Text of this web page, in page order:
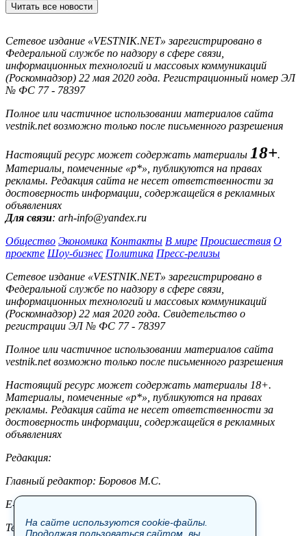
Читать все новости
Сетевое издание «VESTNIK.NET» зарегистрировано в
Федеральной службе по надзору в сфере связи,
информационных технологий и массовых коммуникаций
(Роскомнадзор) 22 мая 2020 года. Регистрационный номер ЭЛ
№ ФС 77 - 78397
Полное или частичное использовании материалов сайта
vestnik.net возможно только после письменного разрешения
Настоящий ресурс может содержать материалы 18+.
Материалы, помеченные «р*», публикуются на правах
рекламы. Редакция сайта не несет ответственности за
достоверность информации, содержащейся в рекламных
объявлениях
Для связи: arh-info@yandex.ru
Общество Экономика Контакты В мире Происшествия О
проекте Шоу-бизнес Политика Пресс-релизы
Сетевое издание «VESTNIK.NET» зарегистрировано в
Федеральной службе по надзору в сфере связи,
информационных технологий и массовых коммуникаций
(Роскомнадзор) 22 мая 2020 года. Свидетельство о
регистрации ЭЛ № ФС 77 - 78397
Полное или частичное использовании материалов сайта
vestnik.net возможно только после письменного разрешения
Настоящий ресурс может содержать материалы 18+.
Материалы, помеченные «р*», публикуются на правах
рекламы. Редакция сайта не несет ответственности за
достоверность информации, содержащейся в рекламных
объявлениях
Редакция:
Главный редактор: Боровов М.С.
E-mail: site@vestnik.net, reb.msk@yandex.ru
Тел.: +7 (921) 720-00-97
На сайте используются cookie-файлы.
Продолжая пользоваться сайтом, вы